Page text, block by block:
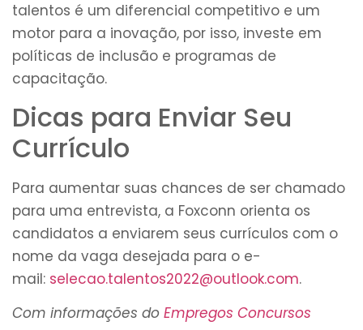
talentos é um diferencial competitivo e um
motor para a inovação, por isso, investe em
políticas de inclusão e programas de
capacitação.
Dicas para Enviar Seu
Currículo
Para aumentar suas chances de ser chamado
para uma entrevista, a Foxconn orienta os
candidatos a enviarem seus currículos com o
nome da vaga desejada para o e-
mail: selecao.talentos2022@outlook.com.
Com informações do Empregos Concursos